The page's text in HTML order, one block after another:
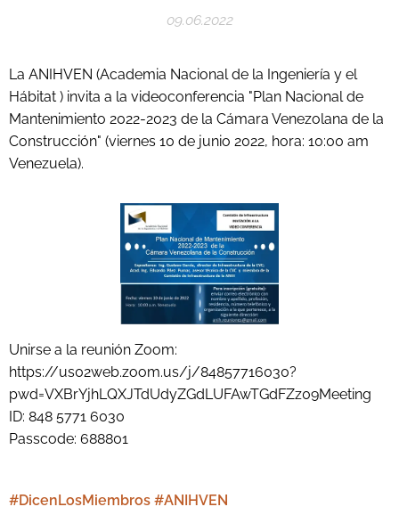
09.06.2022
La ANIHVEN (Academia Nacional de la Ingeniería y el
Hábitat ) invita a la videoconferencia "Plan Nacional de
Mantenimiento 2022-2023 de la Cámara Venezolana de la
Construcción" (viernes 10 de junio 2022, hora: 10:00 am
Venezuela).
Unirse a la reunión Zoom:
https://us02web.zoom.us/j/84857716030?
pwd=VXBrYjhLQXJTdUdyZGdLUFAwTGdFZz09Meeting
ID: 848 5771 6030
Passcode: 688801
#DicenLosMiembros #ANIHVEN